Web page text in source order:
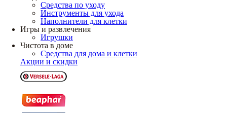
Средства по уходу
Инструменты для ухода
Наполнители для клетки
Игры и развлечения
Игрушки
Чистота в доме
Средства для дома и клетки
Акции и скидки